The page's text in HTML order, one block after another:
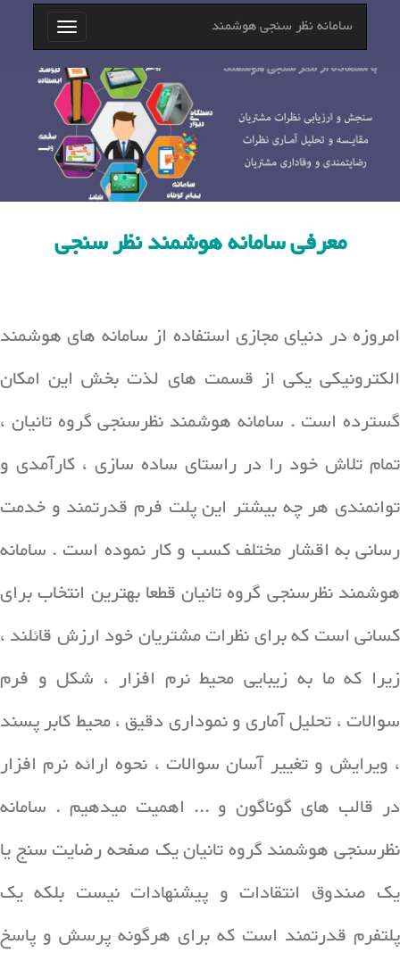
Toggle
navigation
سامانه نظر سنجی هوشمند
معرفی سامانه هوشمند نظر سنجی
امروزه در دنیای مجازی استفاده از سامانه های هوشمند
الکترونیکی یکی از قسمت های لذت بخش این امکان
گسترده است . سامانه هوشمند نظرسنجی گروه تانیان ،
تمام تلاش خود را در راستای ساده سازی ، کارآمدی و
توانمندی هر چه بیشتر این پلت فرم قدرتمند و خدمت
رسانی به اقشار مختلف کسب و کار نموده است . سامانه
هوشمند نظرسنجی گروه تانیان قطعا بهترین انتخاب برای
کسانی است که برای نظرات مشتریان خود ارزش قائلند ،
زیرا که ما به زیبایی محیط نرم افزار ، شکل و فرم
سوالات ، تحلیل آماری و نموداری دقیق ، محیط کابر پسند
، ویرایش و تغییر آسان سوالات ، نحوه ارائه نرم افزار
در قالب های گوناگون و ... اهمیت میدهیم . سامانه
نظرسنجی هوشمند گروه تانیان یک صفحه رضایت سنج یا
یک صندوق انتقادات و پیشنهادات نیست بلکه یک
پلتفرم قدرتمند است که برای هرگونه پرسش و پاسخ